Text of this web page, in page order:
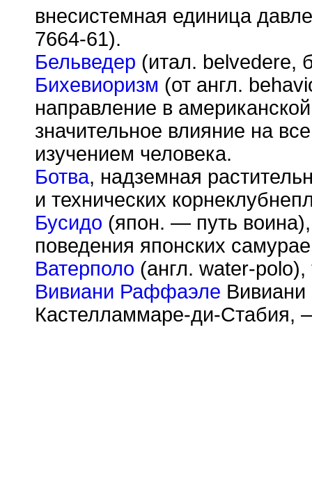
внесистемная единица
7664-61).
Бельведер (итал. belvedere,
Бихевиоризм (от англ.
направление в
значительное влияние на
изучением человека.
Ботва, надземная
и технических
Бусидо (япон. — путь
поведения японских
Ватерполо (англ. water-
Вивиани Раффаэле
Кастелламмаре-ди-Стабия,